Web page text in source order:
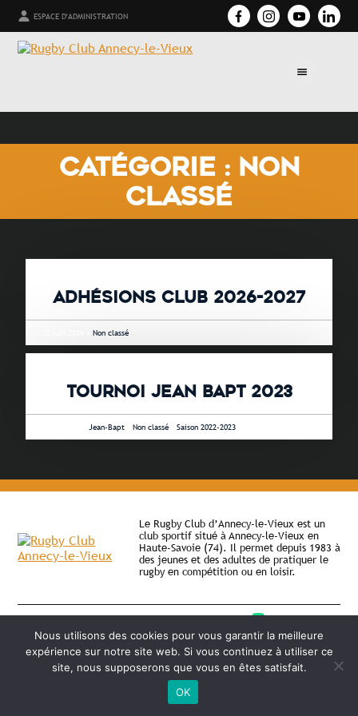
ESPACE D'ADMINISTRATION
CATÉGORIE : NON
CLASSÉ
ADHÉSIONS CLUB 2026-2027
12 juin 2026 •Non classé
TOURNOI JEAN BAPT 2023
2 juin 2023 •Jean-Bapt Non classé-Saison 2022-2023
Le Rugby Club d’Annecy-le-Vieux est un
club sportif situé à Annecy-le-Vieux en
Haute-Savoie (74). Il permet depuis 1983 à
des jeunes et des adultes de pratiquer le
rugby en compétition ou en loisir.
MENTIONS LÉGALES
Nous utilisons des cookies pour vous garantir la meilleure
expérience sur notre site web. Si vous continuez à utiliser ce
site, nous supposerons que vous en êtes satisfait.
OK